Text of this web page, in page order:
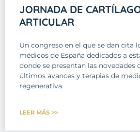
JORNADA DE
ARTICULAR
Un congreso en el que se dan cita
médicos de España dedicados a
donde se presentan las novedades
últimos avances y terapias de
regenerativa.
LEER MÁS >>